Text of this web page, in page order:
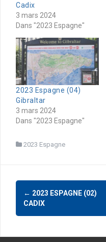
Cadix
3 mars 2024
Dans "2023 Espagne"
2023 Espagne (04)
Gibraltar
3 mars 2024
Dans "2023 Espagne"
2023 Espagne
Navigation
d'article
← 2023 ESPAGNE (02)
CADIX